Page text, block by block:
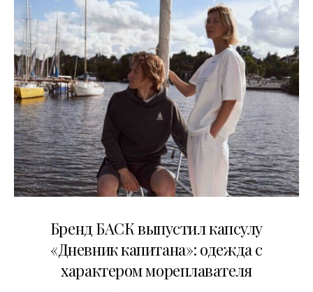
Бренд БАСК выпустил капсулу
«Дневник капитана»: одежда с
характером мореплавателя